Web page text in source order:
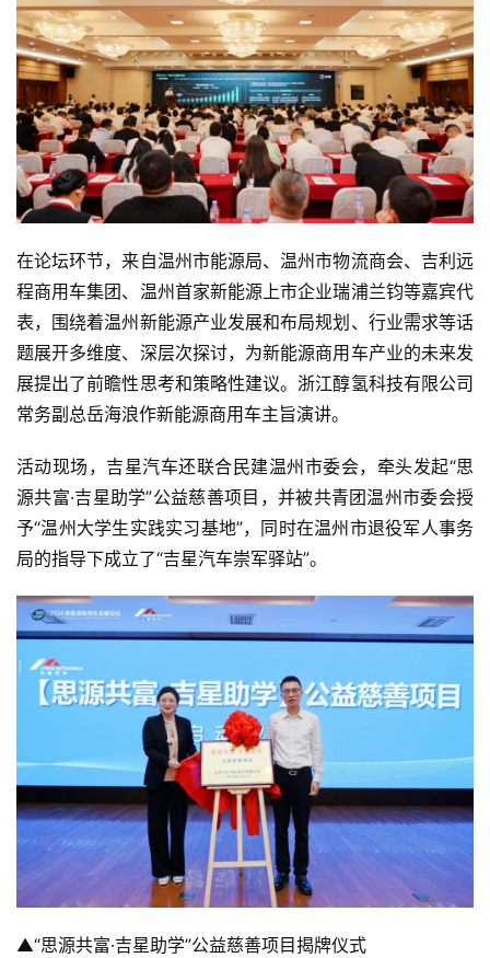
在论坛环节，来自温州市能源局、温州市物流商会、吉利远
程商用车集团、温州首家新能源上市企业瑞浦兰钧等嘉宾代
表，围绕着温州新能源产业发展和布局规划、行业需求等话
题展开多维度、深层次探讨，为新能源商用车产业的未来发
展提出了前瞻性思考和策略性建议。浙江醇氢科技有限公司
常务副总岳海浪作新能源商用车主旨演讲。
活动现场，吉星汽车还联合民建温州市委会，牵头发起“思
源共富·吉星助学”公益慈善项目，并被共青团温州市委会授
予“温州大学生实践实习基地”，同时在温州市退役军人事务
局的指导下成立了“吉星汽车崇军驿站”。
▲“思源共富·吉星助学”公益慈善项目揭牌仪式